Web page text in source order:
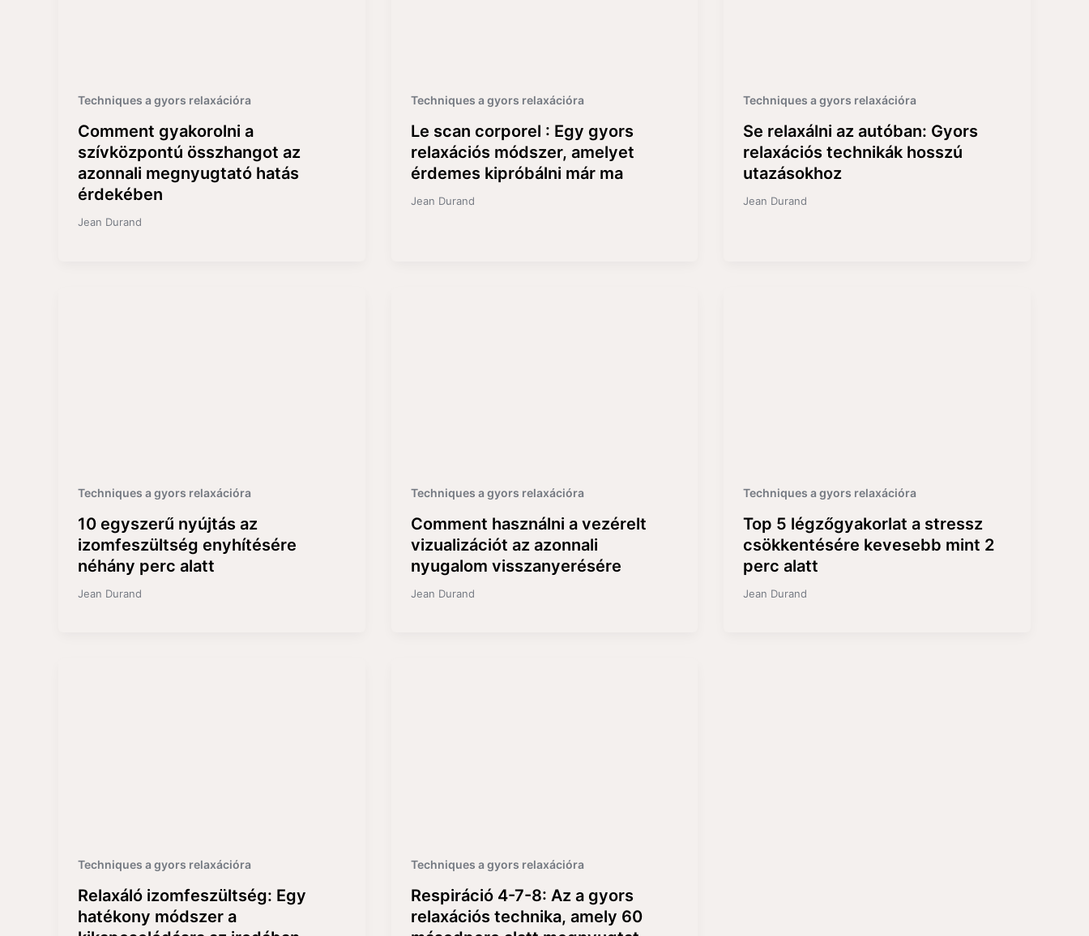
Techniques a gyors relaxációra
Comment gyakorolni a
szívközpontú összhangot az
azonnali megnyugtató hatás
érdekében
Jean Durand
Techniques a gyors relaxációra
Le scan corporel : Egy gyors
relaxációs módszer, amelyet
érdemes kipróbálni már ma
Jean Durand
Techniques a gyors relaxációra
Se relaxálni az autóban: Gyors
relaxációs technikák hosszú
utazásokhoz
Jean Durand
Techniques a gyors relaxációra
10 egyszerű nyújtás az
izomfeszültség enyhítésére
néhány perc alatt
Jean Durand
Techniques a gyors relaxációra
Comment használni a vezérelt
vizualizációt az azonnali
nyugalom visszanyerésére
Jean Durand
Techniques a gyors relaxációra
Top 5 légzőgyakorlat a stressz
csökkentésére kevesebb mint 2
perc alatt
Jean Durand
Techniques a gyors relaxációra
Relaxáló izomfeszültség: Egy
hatékony módszer a
Techniques a gyors relaxációra
Respiráció 4-7-8: Az a gyors
relaxációs technika, amely 60